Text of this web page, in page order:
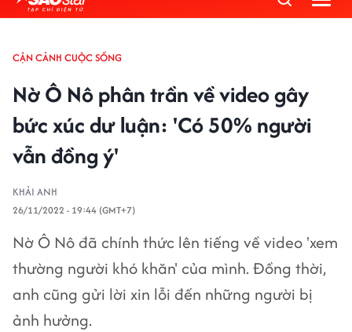
CẬN CẢNH CUỘC SỐNG
Nờ Ô Nô phân trần về video gây
bức xúc dư luận: 'Có 50% người
vẫn đồng ý'
KHẢI ANH
26/11/2022 - 19:44 (GMT+7)
Nờ Ô Nô đã chính thức lên tiếng về video 'xem
thường người khó khăn' của mình. Đồng thời,
anh cũng gửi lời xin lỗi đến những người bị
ảnh hưởng.